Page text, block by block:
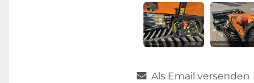
Als Email versenden